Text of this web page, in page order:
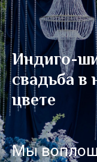
Индиго-
свадьба
цвете
Мы